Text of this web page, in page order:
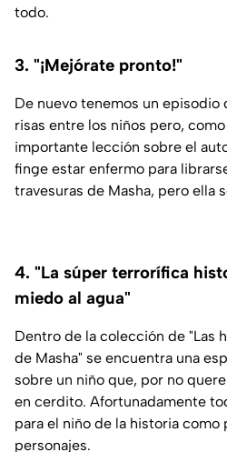
todo.
3. "¡Mejórate pronto!"
De nuevo tenemos un episodio
risas entre los niños pero,
importante lección sobre el
finge estar enfermo para
travesuras de Masha, pero ella
4. "La súper terrorífica
miedo al agua"
Dentro de la colección de "Las
de Masha" se encuentra una
sobre un niño que, por no
en cerdito. Afortunadamente
para el niño de la historia
personajes.